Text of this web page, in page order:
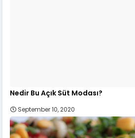
Nedir Bu Açık Süt Modası?
September 10, 2020